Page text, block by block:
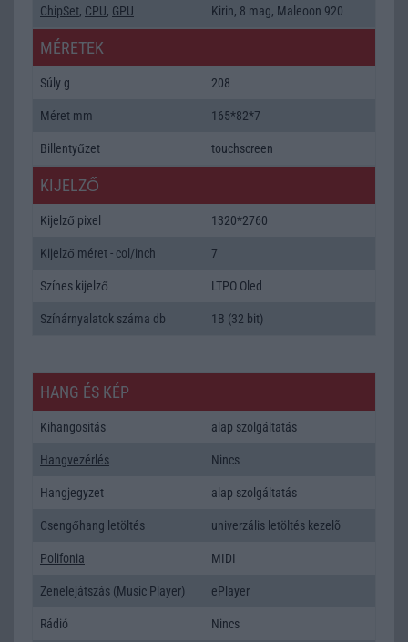
ChipSet, CPU, GPU Kirin, 8 mag, Maleoon 920
MÉRETEK
Súly g 208
Méret mm 165*82*7
Billentyűzet touchscreen
KIJELZŐ
Kijelző pixel 1320*2760
Kijelző méret - col/inch 7
Színes kijelző LTPO Oled
Színárnyalatok száma db 1B (32 bit)
HANG ÉS KÉP
Kihangositás alap szolgáltatás
Hangvezérlés Nincs
Hangjegyzet alap szolgáltatás
Csengőhang letöltés univerzális letöltés kezelõ
Polifonia MIDI
Zenelejátszás (Music Player) ePlayer
Rádió Nincs